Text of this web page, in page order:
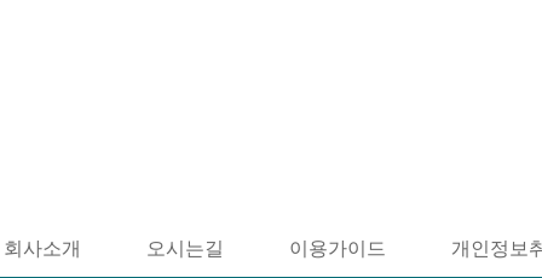
회사소개 오시는길 이용가이드 개인정보